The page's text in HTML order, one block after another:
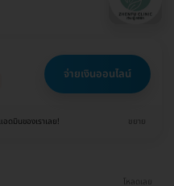
จ่ายเงินออนไลน์
ดมินของเราเลย! ขยาย
โหลดเลย